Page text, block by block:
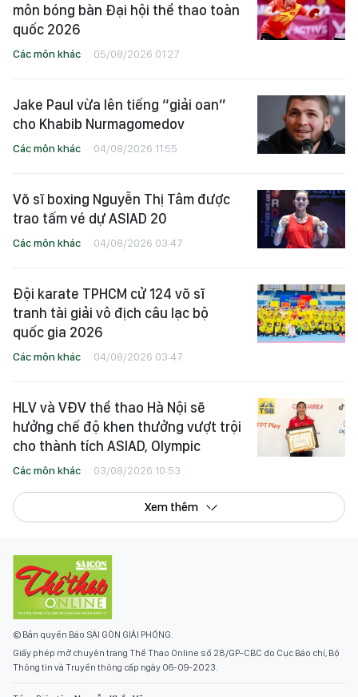
môn bóng bàn Đại hội thể thao toàn
quốc 2026
Các môn khác 05/08/2026 01:27
Jake Paul vừa lên tiếng “giải oan”
cho Khabib Nurmagomedov
Các môn khác 04/08/2026 11:55
Võ sĩ boxing Nguyễn Thị Tâm được
trao tấm vé dự ASIAD 20
Các môn khác 04/08/2026 03:47
Đội karate TPHCM cử 124 võ sĩ
tranh tài giải vô địch câu lạc bộ
quốc gia 2026
Các môn khác 04/08/2026 03:47
HLV và VĐV thể thao Hà Nội sẽ
hưởng chế độ khen thưởng vượt trội
cho thành tích ASIAD, Olympic
Các môn khác 03/08/2026 10:53
Xem thêm
© Bản quyền Báo SÀI GÒN GIẢI PHÓNG.
Giấy phép mở chuyên trang Thể Thao Online số 28/GP-CBC do Cục Báo chí, Bộ
Thông tin và Truyền thông cấp ngày 06-09-2023.